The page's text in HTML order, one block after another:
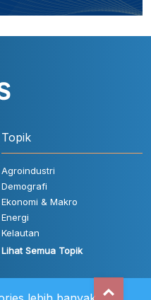
Topik
Agroindustri
Demografi
Ekonomi & Makro
Energi
Kelautan
Lihat Semua Topik